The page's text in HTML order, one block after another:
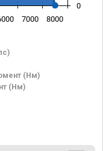
(Нм)
(Нм)
7000 8000
0